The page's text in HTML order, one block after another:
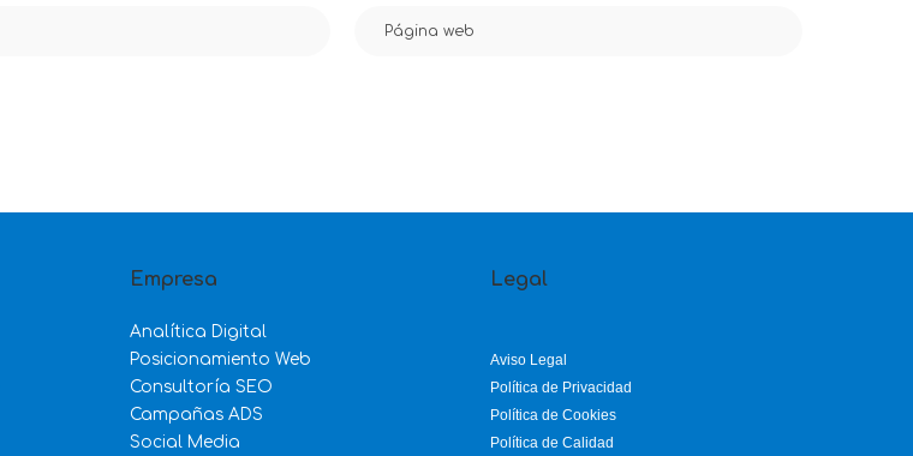
Empresa
Analítica Digital
Posicionamiento Web
Consultoría SEO
Campañas ADS
Social Media
Legal
Aviso Legal
Política de Privacidad
Política de Cookies
Política de Calidad